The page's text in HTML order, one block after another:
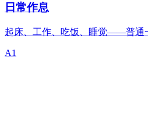
日常作息
起床、工作、吃饭、睡觉——普通
A1